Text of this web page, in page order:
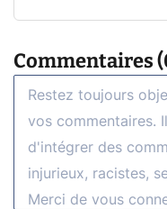
Commentaires